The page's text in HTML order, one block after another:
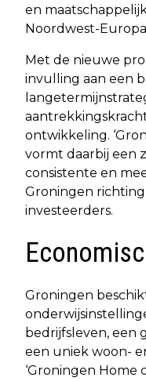
en
Noordwest-
Met de nieuwe
invulling aan een
ontwikkeling.
vormt daarbij een
consistente en
Groningen richting
investeerders.
Groningen
bedrijfsleven, een
een uniek woon-
‘Groningen Home